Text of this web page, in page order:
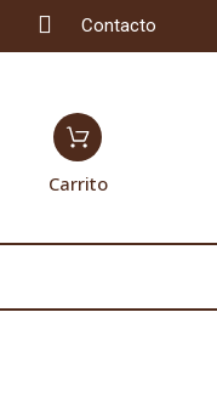
Contacto
Carrito